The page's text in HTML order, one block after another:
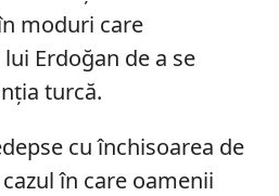
moduri care
Erdoğan de a se
turcă.
cu închisoarea de
în care oamenii